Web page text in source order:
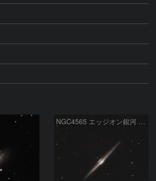
NGC4565 エッジオン銀河 かみのけ座